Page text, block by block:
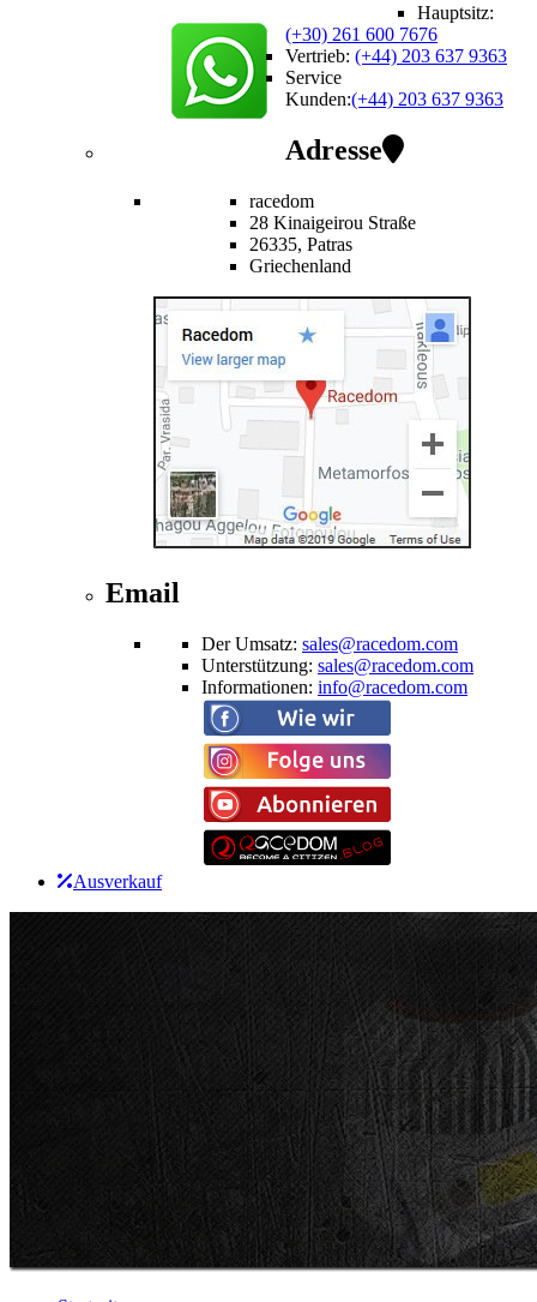
Hauptsitz:
(+30) 261 600 7676
Vertrieb: (+44) 203 637 9363
Service
Kunden:(+44) 203 637 9363
Adresse
racedom
28 Kinaigeirou Straße
26335, Patras
Griechenland
Email
Der Umsatz: sales@racedom.com
Unterstützung: sales@racedom.com
Informationen: info@racedom.com
Ausverkauf